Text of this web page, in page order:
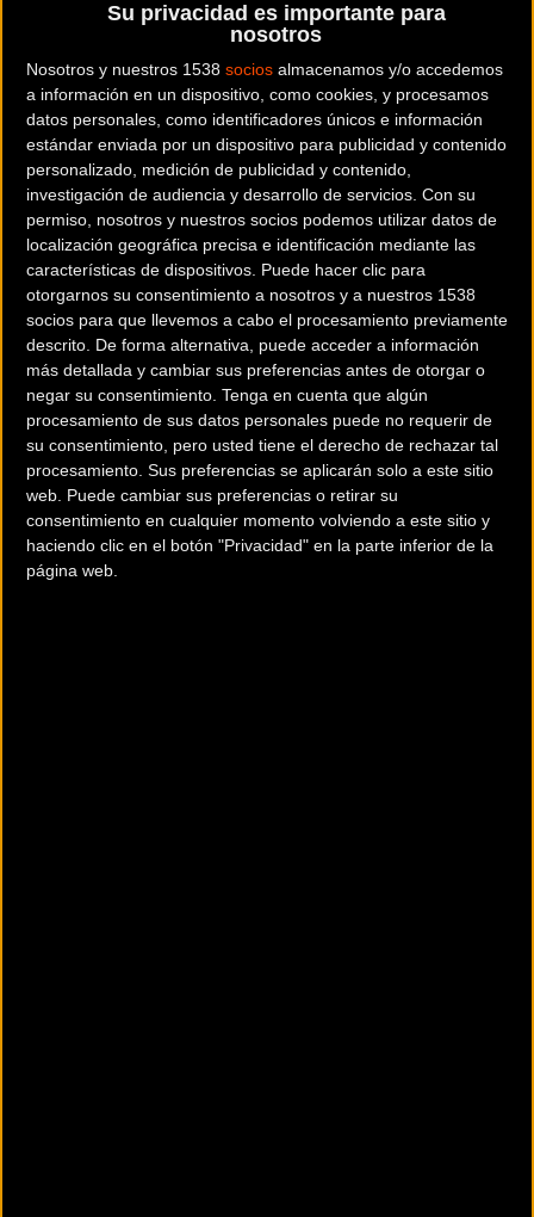
Su privacidad es importante para
nosotros
Nosotros y nuestros 1538 socios almacenamos y/o accedemos
a información en un dispositivo, como cookies, y procesamos
datos personales, como identificadores únicos e información
estándar enviada por un dispositivo para publicidad y contenido
personalizado, medición de publicidad y contenido,
investigación de audiencia y desarrollo de servicios. Con su
permiso, nosotros y nuestros socios podemos utilizar datos de
localización geográfica precisa e identificación mediante las
características de dispositivos. Puede hacer clic para
otorgarnos su consentimiento a nosotros y a nuestros 1538
socios para que llevemos a cabo el procesamiento previamente
descrito. De forma alternativa, puede acceder a información
más detallada y cambiar sus preferencias antes de otorgar o
negar su consentimiento. Tenga en cuenta que algún
procesamiento de sus datos personales puede no requerir de
su consentimiento, pero usted tiene el derecho de rechazar tal
procesamiento. Sus preferencias se aplicarán solo a este sitio
web. Puede cambiar sus preferencias o retirar su
consentimiento en cualquier momento volviendo a este sitio y
haciendo clic en el botón "Privacidad" en la parte inferior de la
página web.
200 km
¿Eres el propietario de esta tienda? Descubre cómo
hacerte tienda
Premium para llegar a más clientes.
Comercios Bz Premium
ESCAPA BARCELONA NORD